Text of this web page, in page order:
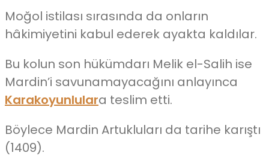
Moğol istilası sırasında da onların
hâkimiyetini kabul ederek ayakta kaldılar.
Bu kolun son hükümdarı Melik el-Salih ise
Mardin’i savunamayacağını anlayınca
Karakoyunlulara teslim etti.
Böylece Mardin Artukluları da tarihe karıştı
(1409).